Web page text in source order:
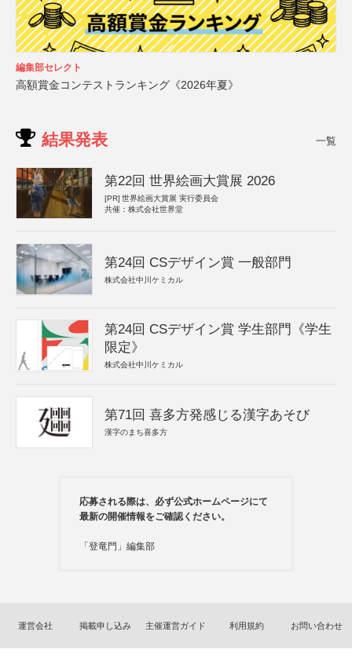
編集部セレクト
高額賞金コンテストランキング《2026年夏》
結果発表 一覧
第22回 世界絵画大賞展 2026
[PR] 世界絵画大賞展 実行委員会
共催：株式会社世界堂
第24回 CSデザイン賞 一般部門
株式会社中川ケミカル
第24回 CSデザイン賞 学生部門《学生
限定》
株式会社中川ケミカル
第71回 喜多方発感じる漢字あそび
漢字のまち喜多方
応募される際は、必ず公式ホームページにて
最新の開催情報をご確認ください。
「登竜門」編集部
運営会社 掲載申し込み 主催運営ガイド 利用規約 お問い合わせ